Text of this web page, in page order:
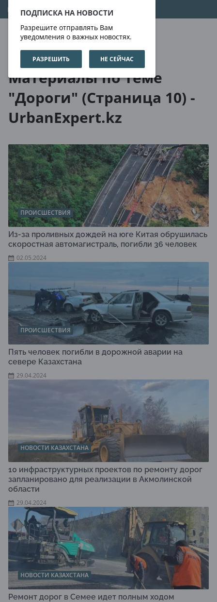
ПОДПИСКА НА НОВОСТИ
Разрешите отправлять Вам
уведомления о важных новостях.
РАЗРЕШИТЬ НЕ СЕЙЧАС
08.08.2026 13:47:46
О нас Метки
Материалы по теме
"Дороги" (Страница 10) -
UrbanExpert.kz
ПРОИСШЕСТВИЯ
Из-за проливных дождей на юге Китая обрушилась
скоростная автомагистраль, погибли 36 человек
02.05.2024
ПРОИСШЕСТВИЯ
Пять человек погибли в дорожной аварии на
севере Казахстана
29.04.2024
НОВОСТИ КАЗАХСТАНА
10 инфраструктурных проектов по ремонту дорог
запланировано для реализации в Акмолинской
области
29.04.2024
НОВОСТИ КАЗАХСТАНА
Ремонт дорог в Семее идет полным ходом